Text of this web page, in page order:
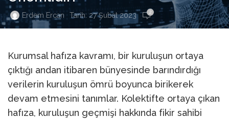
Erdem Ercan Tarih: 27 Şubat 2023 2
Kurumsal hafıza kavramı, bir kuruluşun ortaya
çıktığı andan itibaren bünyesinde barındırdığı
verilerin kuruluşun ömrü boyunca birikerek
devam etmesini tanımlar. Kolektifte ortaya çıkan
hafıza, kuruluşun geçmişi hakkında fikir sahibi